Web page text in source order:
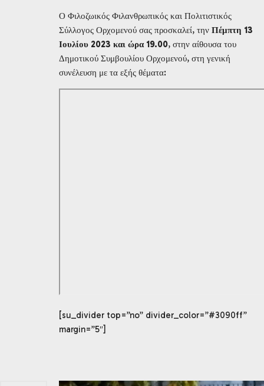
Ο Φιλοζωικός Φιλανθρωπικός και Πολιτιστικός
Σύλλογος Ορχομενού σας προσκαλεί, την Πέμπτη 13
Ιουλίου 2023 και ώρα 19.00, στην αίθουσα του
Δημοτικού Συμβουλίου Ορχομενού, στη γενική
συνέλευση με τα εξής θέματα:
[su_divider top=”no” divider_color=”#3090ff”
margin=”5″]